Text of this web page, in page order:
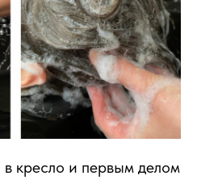
кресло и первым делом